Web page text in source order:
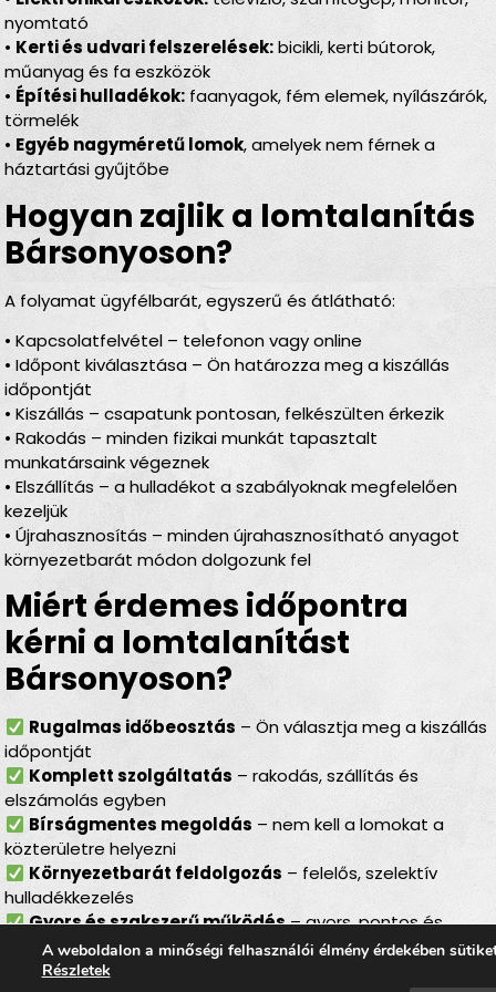
nyomtató
• Kerti és udvari felszerelések:bicikli, kerti bútorok,
műanyag és fa eszközök
• Építési hulladékok: faanyagok, fém elemek, nyílászárók,
törmelék
• Egyéb nagyméretű lomok, amelyek nem férnek a
háztartási gyűjtőbe
Hogyan zajlik a lomtalanítás
Bársonyoson?
A folyamat ügyfélbarát, egyszerű és átlátható:
• Kapcsolatfelvétel – telefonon vagy online
• Időpont kiválasztása – Ön határozza meg a kiszállás
időpontját
• Kiszállás – csapatunk pontosan, felkészülten érkezik
• Rakodás – minden fizikai munkát tapasztalt
munkatársaink végeznek
• Elszállítás – a hulladékot a szabályoknak megfelelően
kezeljük
• Újrahasznosítás – minden újrahasznosítható anyagot
környezetbarát módon dolgozunk fel
Miért érdemes időpontra
kérni a lomtalanítást
Bársonyoson?
Rugalmas időbeosztás – Ön választja meg a kiszállás
időpontját
Komplett szolgáltatás – rakodás, szállítás és
elszámolás egyben
Bírságmentes megoldás – nem kell a lomokat a
közterületre helyezni
Környezetbarát feldolgozás – felelős, szelektív
hulladékkezelés
Gyors és szakszerű működés– gyors, pontos és
hatékony lebonyolítás
A weboldalon a minőségi felhasználói élmény érdekében
Részletek